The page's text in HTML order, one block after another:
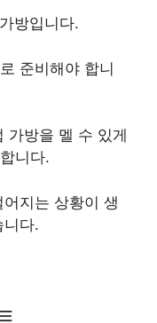
방입니다.
준비해야 합니
가방을 멜 수 있게
니다.
지는 상황이 생
니다.